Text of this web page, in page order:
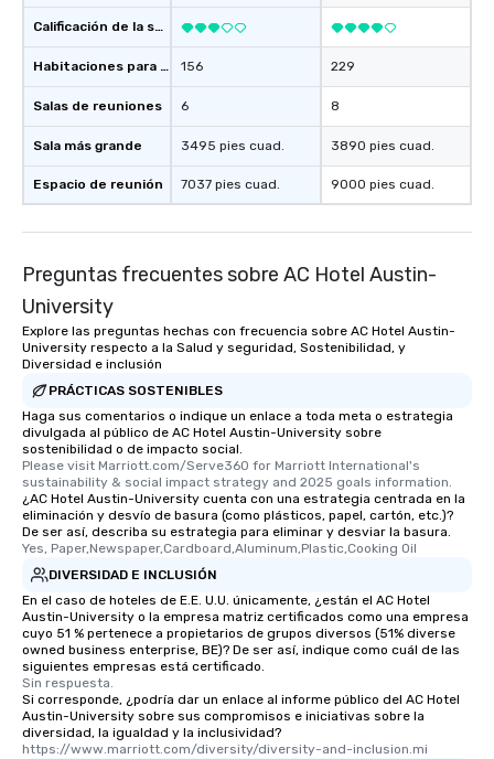
Calificación de la sede
Habitaciones para huéspedes
Salas de reuniones
Sala más grande
Espacio de reunión
156
6
3495 pies cuad.
7037 pies cuad.
229
8
3890 pies cuad.
9000 pies cuad.
Preguntas frecuentes sobre AC Hotel Austin-
University
Explore las preguntas hechas con frecuencia sobre AC Hotel Austin-
University respecto a la Salud y seguridad, Sostenibilidad, y
Diversidad e inclusión
PRÁCTICAS SOSTENIBLES
Haga sus comentarios o indique un enlace a toda meta o estrategia
divulgada al público de AC Hotel Austin-University sobre
sostenibilidad o de impacto social.
Please visit Marriott.com/Serve360 for Marriott International's
sustainability & social impact strategy and 2025 goals information.
¿AC Hotel Austin-University cuenta con una estrategia centrada en la
eliminación y desvío de basura (como plásticos, papel, cartón, etc.)?
De ser así, describa su estrategia para eliminar y desviar la basura.
Yes, Paper,Newspaper,Cardboard,Aluminum,Plastic,Cooking Oil
DIVERSIDAD E INCLUSIÓN
En el caso de hoteles de E.E. U.U. únicamente, ¿están el AC Hotel
Austin-University o la empresa matriz certificados como una empresa
cuyo 51 % pertenece a propietarios de grupos diversos (51% diverse
owned business enterprise, BE)? De ser así, indique como cuál de las
siguientes empresas está certificado.
Sin respuesta.
Si corresponde, ¿podría dar un enlace al informe público del AC Hotel
Austin-University sobre sus compromisos e iniciativas sobre la
diversidad, la igualdad y la inclusividad?
https://www.marriott.com/diversity/diversity-and-inclusion.mi